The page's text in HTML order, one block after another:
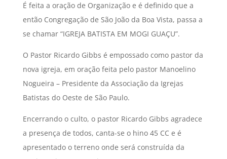
É feita a oração de Organização e é definido que a
então Congregação de São João da Boa Vista, passa a
se chamar “IGREJA BATISTA EM MOGI GUAÇU”.
O Pastor Ricardo Gibbs é empossado como pastor da
nova igreja, em oração feita pelo pastor Manoelino
Nogueira – Presidente da Associação da Igrejas
Batistas do Oeste de São Paulo.
Encerrando o culto, o pastor Ricardo Gibbs agradece
a presença de todos, canta-se o hino 45 CC e é
apresentado o terreno onde será construída da